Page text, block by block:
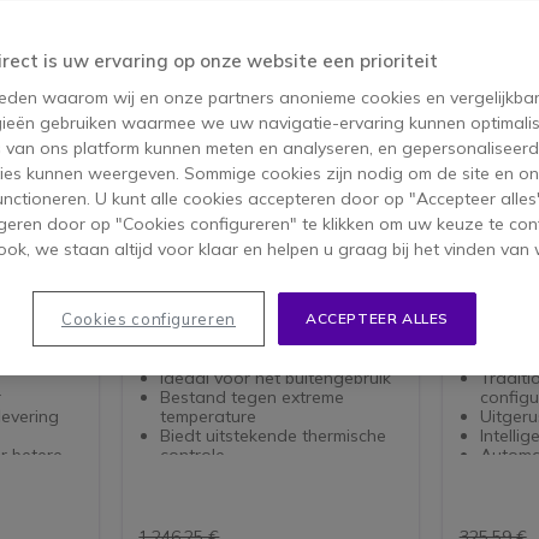
v2
beheer.
betere
ZYXEL RGS200-12P
12-poort managed PoE,
ruggedized IP30 switch, ideaal
voor buitengebruik!
Ideaal voor het buitengebruik
Bestand tegen extreme
temperature
Biedt uitstekende thermische
controle
ZYXEL
Slim
Slim
is uw ervaring op onze website een prioriteit
waarom wij en onze partners anonieme cookies en
gebruiken waarmee we uw navigatie-ervaring kunnen
ons platform kunnen meten en analyseren, en
kunnen weergeven. Sommige cookies zijn nodig om de site en
U kunt alle cookies accepteren door op "Accepteer
door op "Cookies configureren" te klikken om uw keuze te
we staan altijd voor klaar en helpen u graag bij het vinden van
ACCEPTEER ALLES
Cookies configureren